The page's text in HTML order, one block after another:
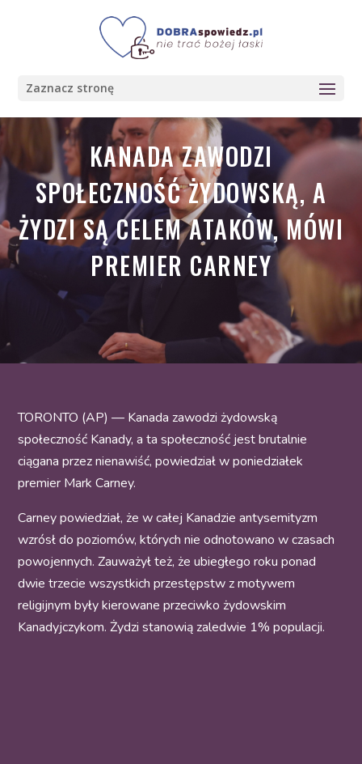
Zaznacz stronę
KANADA ZAWODZI
SPOŁECZNOŚĆ ŻYDOWSKĄ, A
ŻYDZI SĄ CELEM ATAKÓW, MÓWI
PREMIER CARNEY
TORONTO (AP) — Kanada zawodzi żydowską
społeczność Kanady, a ta społeczność jest brutalnie
ciągana przez nienawiść, powiedział w poniedziałek
premier Mark Carney.
Carney powiedział, że w całej Kanadzie antysemityzm
wzrósł do poziomów, których nie odnotowano w czasach
powojennych. Zauważył też, że ubiegłego roku ponad
dwie trzecie wszystkich przestępstw z motywem
religijnym były kierowane przeciwko żydowskim
Kanadyjczykom. Żydzi stanowią zaledwie 1% populacji.